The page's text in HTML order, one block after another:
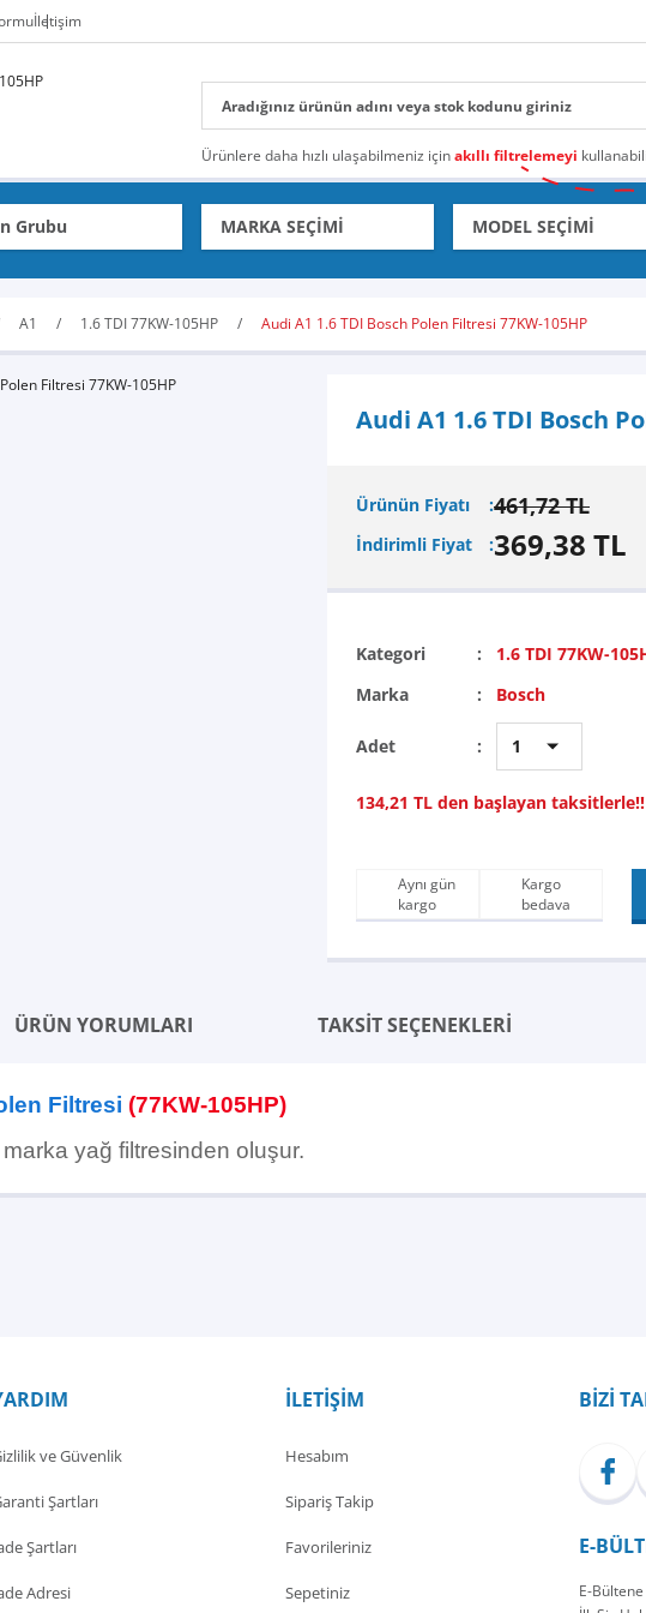
İletişim
Ürünlere daha hızlı ulaşabilmeniz içinakıllı filtrelemeyi
A1 1.6 TDI 77KW-105HP Audi A1 1.6 TDI Bosch Polen Filtresi 77KW-105HP
Audi A1 1.6 TDI Bosch
Ürünün Fiyatı 461,72 TL
İndirimli Fiyat 369,38 TL
Kategori
1.6 TDI 77KW-
Marka
Bosch
Adet
134,21 TL den başlayan taksitlerle!!
Aynı gün
kargo
Kargo
bedava
ÜRÜN YORUMLARI TAKSİT SEÇENEKLERİ
Filtresi (77KW-105HP)
yağ filtresinden oluşur.
ve Güvenlik
Şartları
Şartları
Adresi
İLETİŞİM
Hesabım
Sipariş Takip
Favorileriniz
Sepetiniz
BİZİ
E-
E-